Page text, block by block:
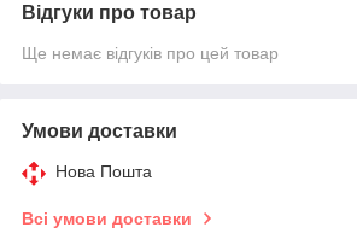
Відгуки про товар
Ще немає відгуків про цей товар
Умови доставки
Нова Пошта
Всі умови доставки